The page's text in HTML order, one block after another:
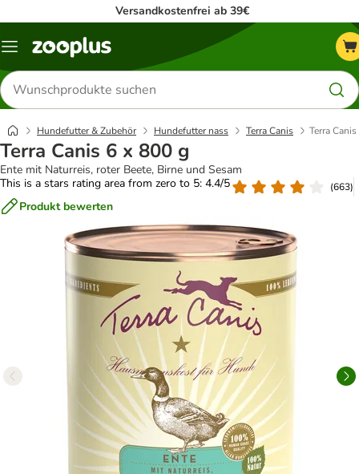
Versandkostenfrei ab 39€
Menü
Produkte
suchen
Hundefutter & Zubehör Hundefutter nass Terra Canis Terra
Terra Canis 6 x 800 g
Ente mit Naturreis, roter Beete, Birne und Sesam
This is a stars rating area from zero to 5: 4.4/5
(663)
Produkt bewerten